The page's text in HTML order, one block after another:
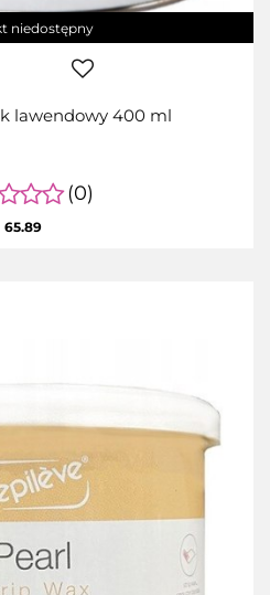
niedostępny
lawendowy 400 ml
(0)
65.89